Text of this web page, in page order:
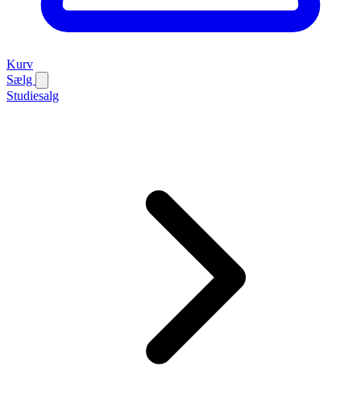
Kurv
Sælg
Studiesalg